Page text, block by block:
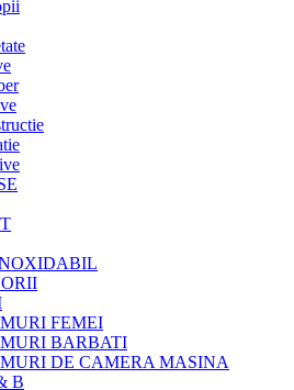
FEMEI
BARBATI
DE CAMERA MASINA
B